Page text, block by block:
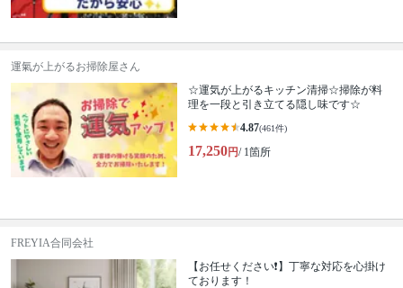
運氣が上がるお掃除屋さん
☆運気が上がるキッチン清掃☆掃除が料
理を一段と引き立てる隠し味です☆
4.87(461件)
17,250円/ 1箇所
FREYIA合同会社
【お任せください❗️】丁寧な対応を心掛け
ております！